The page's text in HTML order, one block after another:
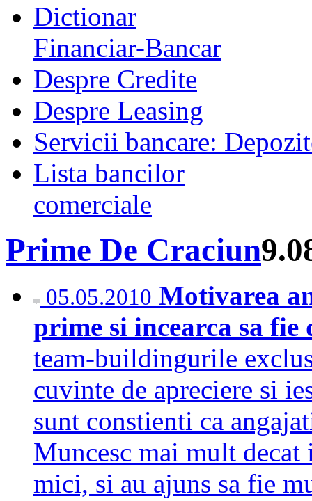
Dictionar
Financiar-Bancar
Despre Credite
Despre Leasing
Servicii bancare:
Lista bancilor
comerciale
Prime De Craciun
05.05.2010 Motivarea
prime si incearca sa
team-buildingurile
cuvinte de apreciere si
sunt constienti ca
Muncesc mai mult
mici, si au ajuns sa fie